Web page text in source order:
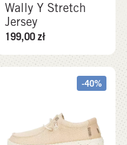
Wally Y Stretch
Jersey
199,00zł
-40%